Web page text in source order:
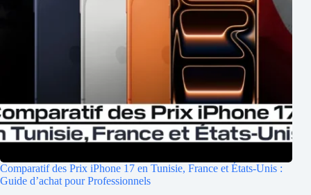
Comparatif des Prix iPhone 17 en Tunisie, France et États-Unis :
Guide d’achat pour Professionnels